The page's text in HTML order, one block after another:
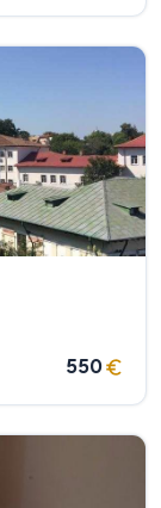
550